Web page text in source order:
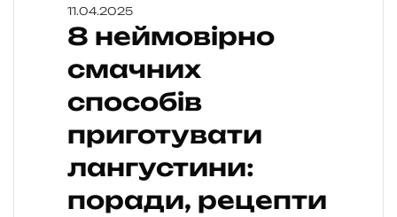
11.04.2025
8 неймовірно
смачних
способів
приготувати
лангустини:
поради, рецепти